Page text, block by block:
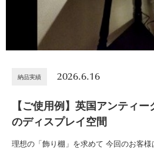
納品実績 2026.6.16
【ご使用例】英国アンティ
のディスプレイ空間
理想の「飾り棚」を求めて 今回のお客